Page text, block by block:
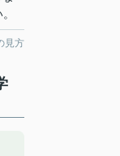
見方